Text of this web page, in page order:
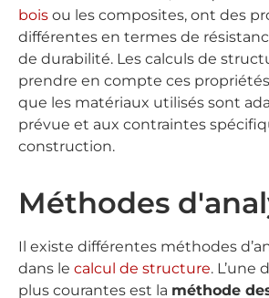
bois ou les composites, ont des
différentes en termes de
de durabilité. Les calculs de
prendre en compte ces
que les matériaux utilisés sont
prévue et aux contraintes
construction.
Méthodes
Il existe différentes méthodes
dans le calcul de structure. L’une
plus courantes est la méthode